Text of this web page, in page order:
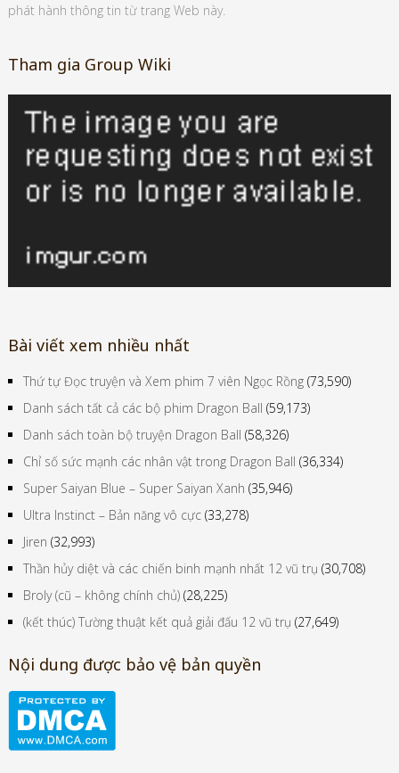
phát hành thông tin từ trang Web này.
Tham gia Group Wiki
Bài viết xem nhiều nhất
Thứ tự Đọc truyện và Xem phim 7 viên Ngọc Rồng (73,590)
Danh sách tất cả các bộ phim Dragon Ball (59,173)
Danh sách toàn bộ truyện Dragon Ball (58,326)
Chỉ số sức mạnh các nhân vật trong Dragon Ball (36,334)
Super Saiyan Blue – Super Saiyan Xanh (35,946)
Ultra Instinct – Bản năng vô cực (33,278)
Jiren (32,993)
Thần hủy diệt và các chiến binh mạnh nhất 12 vũ trụ (30,708)
Broly (cũ – không chính chủ) (28,225)
(kết thúc) Tường thuật kết quả giải đấu 12 vũ trụ (27,649)
Nội dung được bảo vệ bản quyền